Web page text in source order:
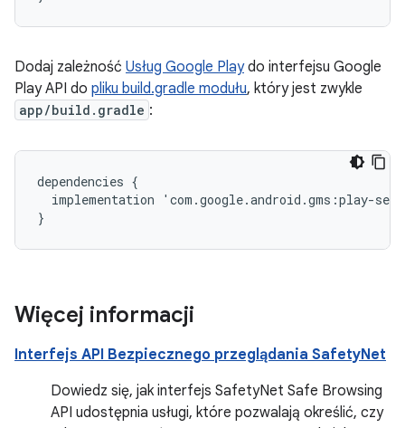
Dodaj zależność Usług Google Playdo interfejsu Google
Play API do pliku build.gradle modułu, który jest zwykle
app/build.gradle :
dependencies {
implementation
' com .google.android .gms :play-
}
Więcej informacji
Interfejs API Bezpiecznego przeglądania SafetyNet
Dowiedz się, jak interfejs SafetyNet Safe Browsing
API udostępnia usługi, które pozwalają określić, czy